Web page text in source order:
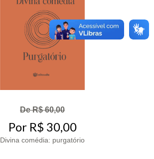
De R$ 60,00
Por R$ 30,00
Divina comédia: purgatório